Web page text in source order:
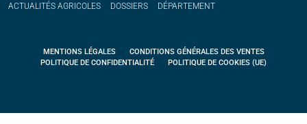
ACTUALITÉS AGRICOLES DOSSIERS DÉPARTEMENT
MENTIONS LÉGALES
CONDITIONS GÉNÉRALES DES VENTES
POLITIQUE DE CONFIDENTIALITÉ
POLITIQUE DE COOKIES (UE)